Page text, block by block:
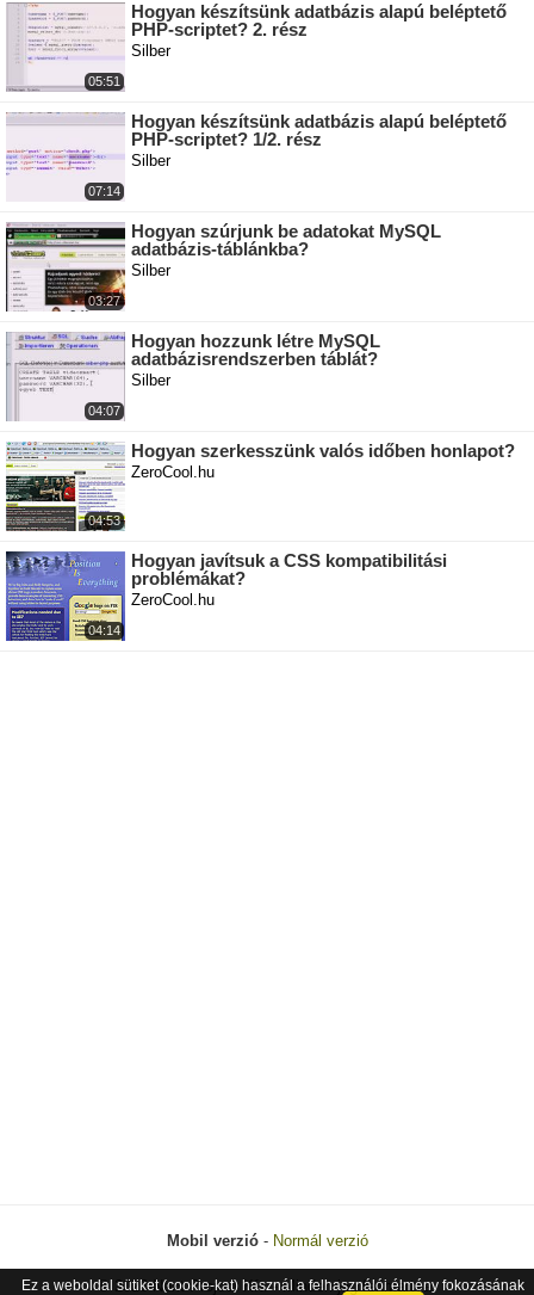
05:51
Hogyan készítsünk adatbázis alapú beléptető
PHP-scriptet? 2. rész
Silber
07:14
Hogyan készítsünk adatbázis alapú beléptető
PHP-scriptet? 1/2. rész
Silber
03:27
Hogyan szúrjunk be adatokat MySQL
adatbázis-táblánkba?
Silber
04:07
Hogyan hozzunk létre MySQL
adatbázisrendszerben táblát?
Silber
04:53
Hogyan szerkesszünk valós időben honlapot?
ZeroCool.hu
04:14
Hogyan javítsuk a CSS kompatibilitási
problémákat?
ZeroCool.hu
Mobil verzió- Normál verzió
© 2026 Next Project Kft. - Minden jog fenntartva.
Ez a weboldal sütiket (cookie-kat) használ a felhasználói élmény fokozásának